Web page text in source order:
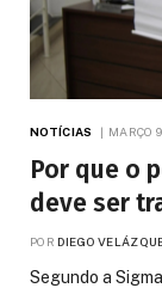
NOTÍCIAS MARÇO
Por que o
deve ser
POR DIEGO
Segundo a